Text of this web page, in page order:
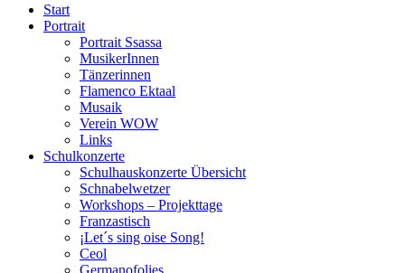
Start
Portrait
Portrait Ssassa
MusikerInnen
Tänzerinnen
Flamenco Ektaal
Musaik
Verein WOW
Links
Schulkonzerte
Schulhauskonzerte Übersicht
Schnabelwetzer
Workshops – Projekttage
Franzastisch
¡Let´s sing oise Song!
Ceol
Germanofolies